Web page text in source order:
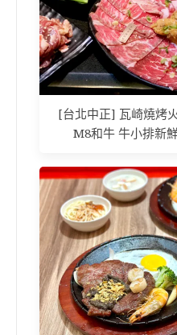
[台北中正] 瓦崎燒烤
M8和牛 牛小排新